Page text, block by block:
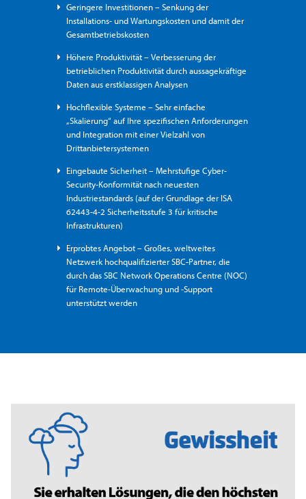
Geringere Investitionen – Senkung der
Installations- und Wartungskosten und damit der
Gesamtbetriebskosten
Höhere Produktivität – Verbesserung der
betrieblichen Produktivität durch aussagekräftige
Daten aus erstklassigen Analysen
Hochflexible Systeme – Sehr einfache
„Skalierung“ auf Ihre spezifischen Anforderungen
und Integration mit einer Vielzahl von
Drittanbietersystemen
Eingebaute Sicherheit – Mehrstufige Cyber-
Security-Konformität nach neuesten
Industriestandards (auf der Grundlage der ISA
62443-4-2 Sicherheitsstufe 3 für kritische
Infrastrukturen)
Erprobtes Angebot – Großes, weltweites
Netzwerk hochqualifizierter SBC-Partner, die
durch das SBC Network Operations Centre (NOC)
für Remote-Überwachung und -Support
unterstützt werden